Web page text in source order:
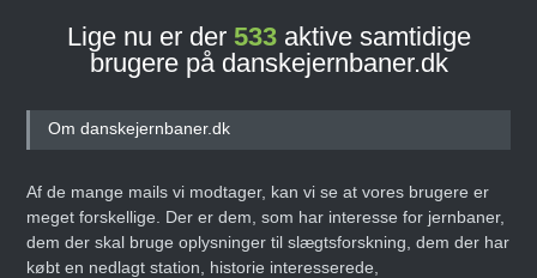
Lige nu er der 533aktive samtidige
brugere på danskejernbaner.dk
Om danskejernbaner.dk
Af de mange mails vi modtager, kan vi se at vores brugere er
meget forskellige. Der er dem, som har interesse for jernbaner,
dem der skal bruge oplysninger til slægtsforskning, dem der har
købt en nedlagt station, historie interesserede,